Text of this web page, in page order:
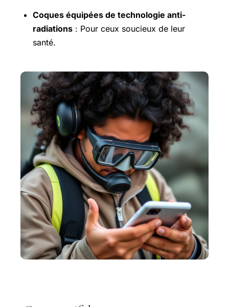
Coques équipées de technologie anti-
radiations : Pour ceux soucieux de leur
santé.